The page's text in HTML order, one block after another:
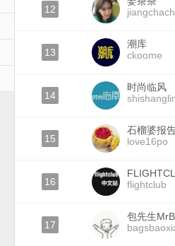
12
13
潮库
ckoome
14
时尚临风
15
石榴婆报
love16po
16
flightclub
17
包先生